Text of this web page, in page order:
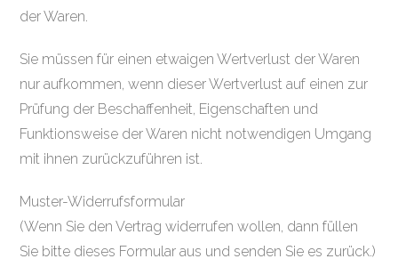
der Waren.
Sie müssen für einen etwaigen Wertverlust der Waren
nur aufkommen, wenn dieser Wertverlust auf einen zur
Prüfung der Beschaffenheit, Eigenschaften und
Funktionsweise der Waren nicht notwendigen Umgang
mit ihnen zurückzuführen ist.
Muster-Widerrufsformular
(Wenn Sie den Vertrag widerrufen wollen, dann füllen
Sie bitte dieses Formular aus und senden Sie es zurück.)